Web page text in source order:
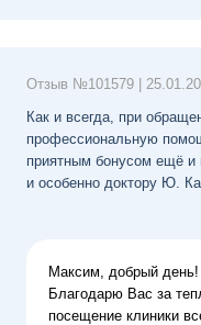
Отзыв №101579
Как и всегда, при
профессиональную
приятным бонусом ещё и
и особенно доктору Ю.
Максим, добрый день!
Благодарю Вас за
посещение клиники